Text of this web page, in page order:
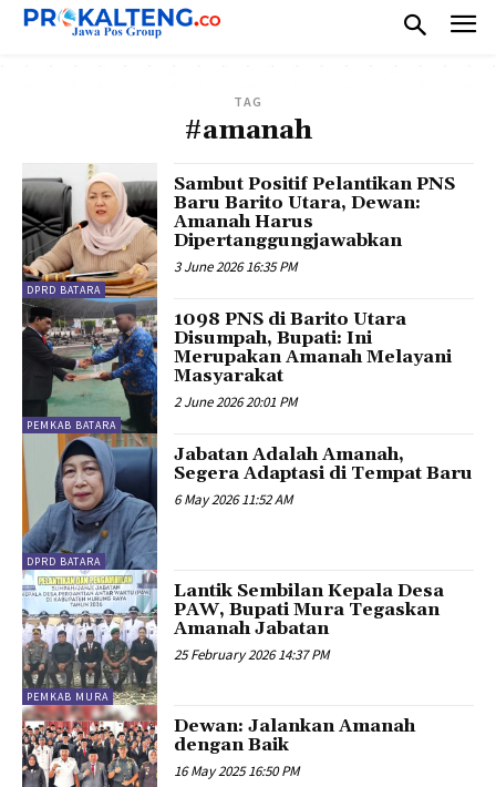
TAG
#amanah
DPRD BATARA
Sambut Positif Pelantikan PNS
Baru Barito Utara, Dewan:
Amanah Harus
Dipertanggungjawabkan
3 June 2026 16:35 PM
PEMKAB BATARA
1098 PNS di Barito Utara
Disumpah, Bupati: Ini
Merupakan Amanah Melayani
Masyarakat
2 June 2026 20:01 PM
DPRD BATARA
Jabatan Adalah Amanah,
Segera Adaptasi di Tempat Baru
6 May 2026 11:52 AM
PEMKAB MURA
Lantik Sembilan Kepala Desa
PAW, Bupati Mura Tegaskan
Amanah Jabatan
25 February 2026 14:37 PM
Dewan: Jalankan Amanah
dengan Baik
16 May 2025 16:50 PM